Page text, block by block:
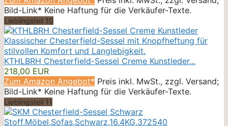
Bild-Link* Keine Haftung für die Verkäufer-Texte.
Lieblingsteil 10
KTHLBRH Chesterfield-Sessel Creme Kunstleder...
218,00 EUR
Zum Amazon Angebot* Preis inkl. MwSt., zzgl. Versand;
Bild-Link* Keine Haftung für die Verkäufer-Texte.
Lieblingsteil 11